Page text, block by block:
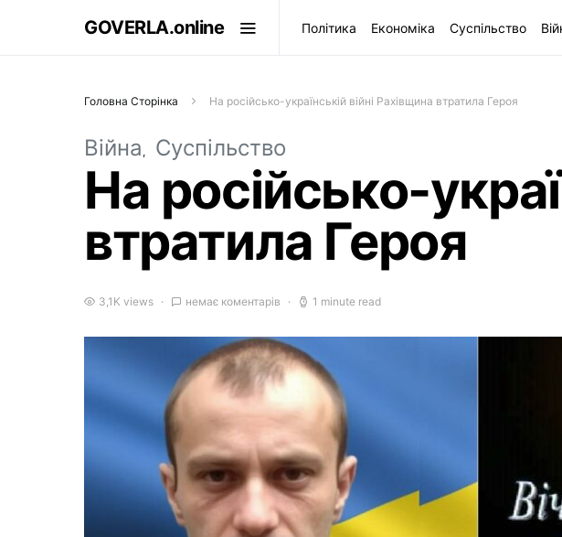
GOVERLA.online Політика Економіка Суспільство
Головна Сторінка На російсько-українській війні Рахівщина втратила Героя
Війна Суспільство
На російсько-
втратила Героя
3,1K views немає коментарів 1 minute read